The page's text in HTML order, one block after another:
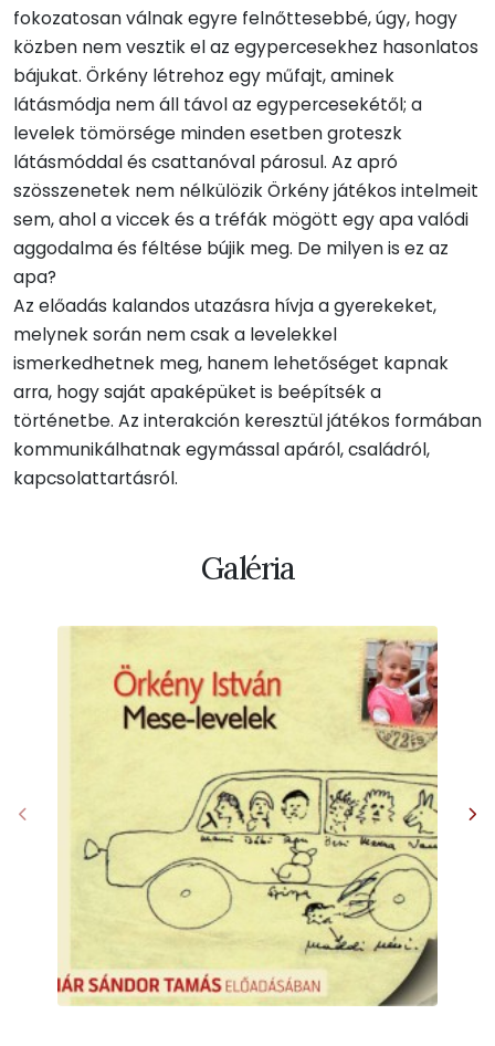
fokozatosan válnak egyre felnőttesebbé, úgy, hogy
közben nem vesztik el az egypercesekhez hasonlatos
bájukat. Örkény létrehoz egy műfajt, aminek
látásmódja nem áll távol az egypercesekétől; a
levelek tömörsége minden esetben groteszk
látásmóddal és csattanóval párosul. Az apró
szösszenetek nem nélkülözik Örkény játékos intelmeit
sem, ahol a viccek és a tréfák mögött egy apa valódi
aggodalma és féltése bújik meg. De milyen is ez az
apa?
Az előadás kalandos utazásra hívja a gyerekeket,
melynek során nem csak a levelekkel
ismerkedhetnek meg, hanem lehetőséget kapnak
arra, hogy saját apaképüket is beépítsék a
történetbe. Az interakción keresztül játékos formában
kommunikálhatnak egymással apáról, családról,
kapcsolattartásról.
Galéria